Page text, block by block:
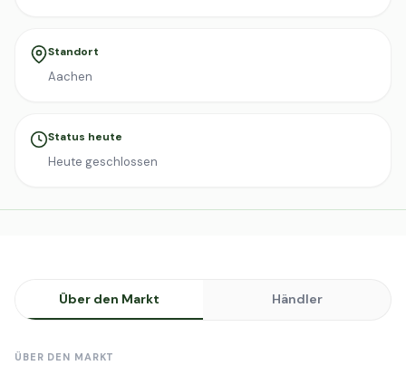
Standort
Aachen
Status heute
Heute geschlossen
Über den Markt Händler
ÜBER DEN MARKT